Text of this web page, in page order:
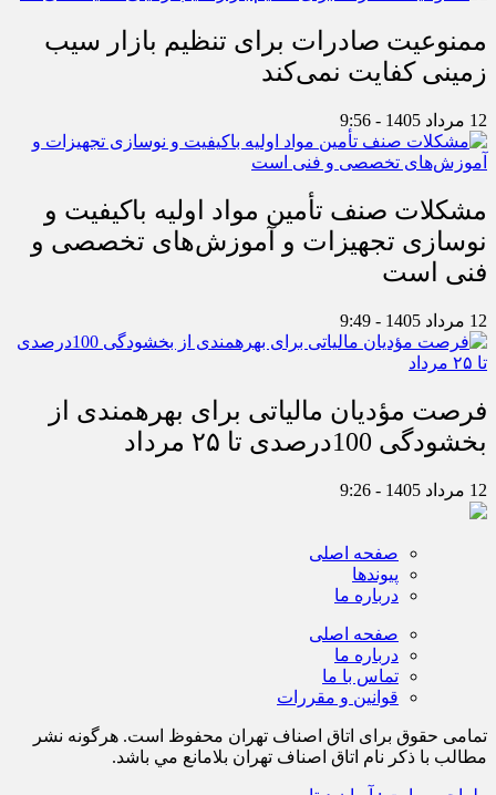
ممنوعیت صادرات برای تنظیم بازار سیب
زمینی کفایت نمی‌کند
12 مرداد 1405 - 9:56
مشکلات صنف تأمین مواد اولیه باکیفیت و
نوسازی تجهیزات و آموزش‌های تخصصی و
فنی است
12 مرداد 1405 - 9:49
فرصت مؤدیان مالیاتی برای بهره‎مندی از
بخشودگی 100درصدی تا ۲۵ مرداد
12 مرداد 1405 - 9:26
صفحه اصلی
پیوندها
درباره ما
صفحه اصلی
درباره ما
تماس با ما
قوانین و مقررات
تمامی حقوق برای اتاق اصناف تهران محفوظ است. هرگونه نشر
مطالب با ذكر نام اتاق اصناف تهران بلامانع مي باشد.